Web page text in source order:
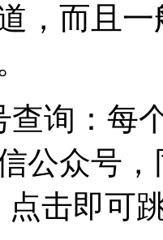
，而且
查询：每
公众号
点击即可